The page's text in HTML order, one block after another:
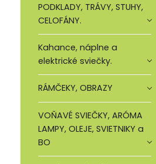
PODKLADY, TRÁVY, STUHY,
CELOFÁNY.
Kahance, náplne a
elektrické sviečky.
RÁMČEKY, OBRAZY
VOŇAVÉ SVIEČKY, ARÓMA
LAMPY, OLEJE, SVIETNIKY a
BO